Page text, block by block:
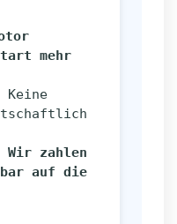
mehr
Wir zahlen
auf die